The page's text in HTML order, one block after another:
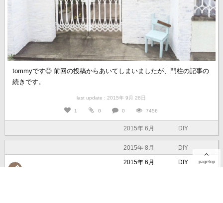
tommyです◎ 前回の投稿からあいてしまいましたが、門柱の記事の
続きです。
last update : 2015年 9月 28日
1 0 0 7456
2015年 6月 DIY
2015年 8月 DIY
2015年 6月
DIY
pagetop